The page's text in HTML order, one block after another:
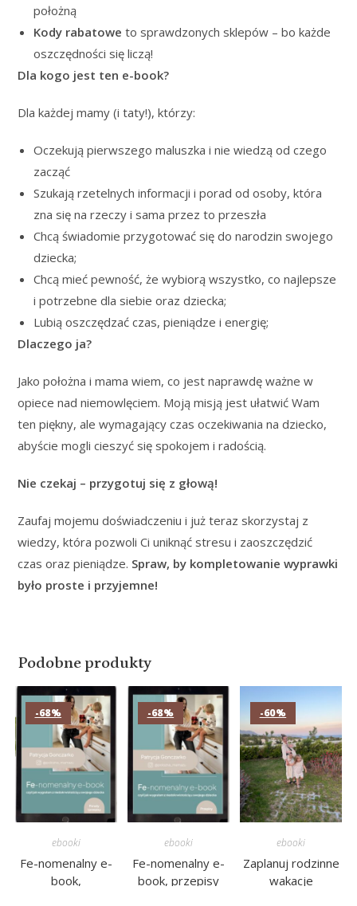
położną
Kody rabatowe to sprawdzonych sklepów – bo każde
oszczędności się liczą!
Dla kogo jest ten e-book?
Dla każdej mamy (i taty!), którzy:
Oczekują pierwszego maluszka i nie wiedzą od czego
zacząć
Szukają rzetelnych informacji i porad od osoby, która
zna się na rzeczy i sama przez to przeszła
Chcą świadomie przygotować się do narodzin swojego
dziecka;
Chcą mieć pewność, że wybiorą wszystko, co najlepsze
i potrzebne dla siebie oraz dziecka;
Lubią oszczędzać czas, pieniądze i energię;
Dlaczego ja?
Jako położna i mama wiem, co jest naprawdę ważne w
opiece nad niemowlęciem. Moją misją jest ułatwić Wam
ten piękny, ale wymagający czas oczekiwania na dziecko,
abyście mogli cieszyć się spokojem i radością.
Nie czekaj – przygotuj się z głową!
Zaufaj mojemu doświadczeniu i już teraz skorzystaj z
wiedzy, która pozwoli Ci uniknąć stresu i zaoszczędzić
czas oraz pieniądze. Spraw, by kompletowanie wyprawki
było proste i przyjemne!
Podobne produkty
-68%
ebooki
Fe-nomenalny e-
book,
-68%
ebooki
Fe-nomenalny e-
book, przepisy
-60%
ebooki
Zaplanuj rodzinne
wakacje